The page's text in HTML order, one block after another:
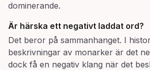
dominerande.
Är härska ett negativt laddat ord?
Det beror på sammanhanget. I
beskrivningar av monarker är det
dock få en negativ klang när det